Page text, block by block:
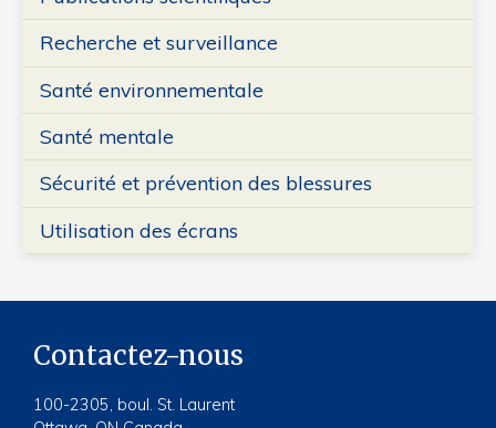
Recherche et surveillance
Santé environnementale
Santé mentale
Sécurité et prévention des blessures
Utilisation des écrans
Contactez-nous
100-2305, boul. St. Laurent